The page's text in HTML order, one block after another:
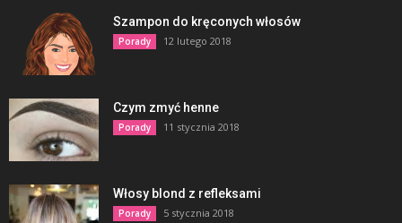
Szampon do kręconych włosów
Porady 12 lutego 2018
Czym zmyć henne
Porady 11 stycznia 2018
Włosy blond z refleksami
Porady 5 stycznia 2018